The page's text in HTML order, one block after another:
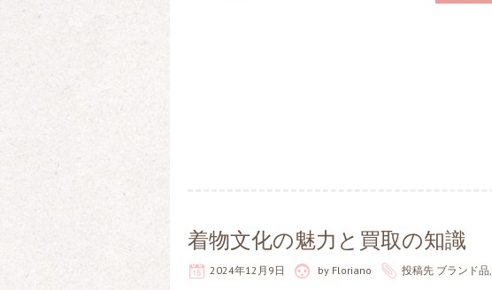
着物文化の魅力と買取の知識
2024年12月9日 by Floriano 投稿先 ブランド品,